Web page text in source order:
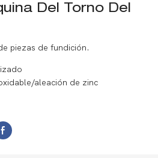
Del Torno Del
piezas de fundición.
aleación de zinc